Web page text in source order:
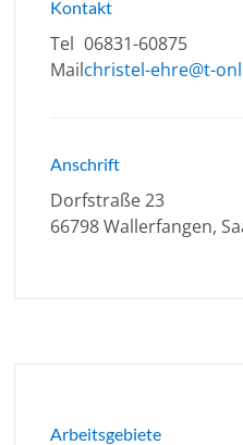
Kontakt
Tel 06831-60875
Mailchristel-ehre@t-
Anschrift
Dorfstraße 23
66798 Wallerfangen,
Arbeitsgebiete